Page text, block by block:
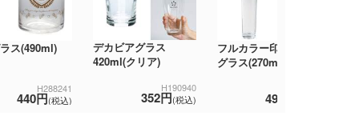
ス(490ml)
H288241
440円(税込)
デカビアグラス
420ml(クリア)
H190940
352円(税込)
フルカラー印刷対応
グラス(270ml)
499円